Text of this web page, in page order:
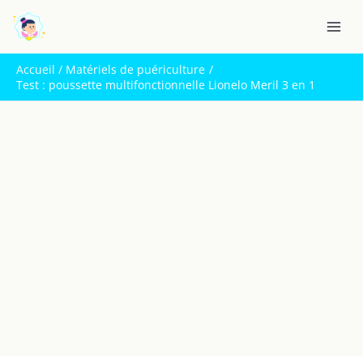
contenu
Accueil
Matériels de puériculture
Test : poussette multifonctionnelle Lionelo Meril 3 en 1
e
c
h
e